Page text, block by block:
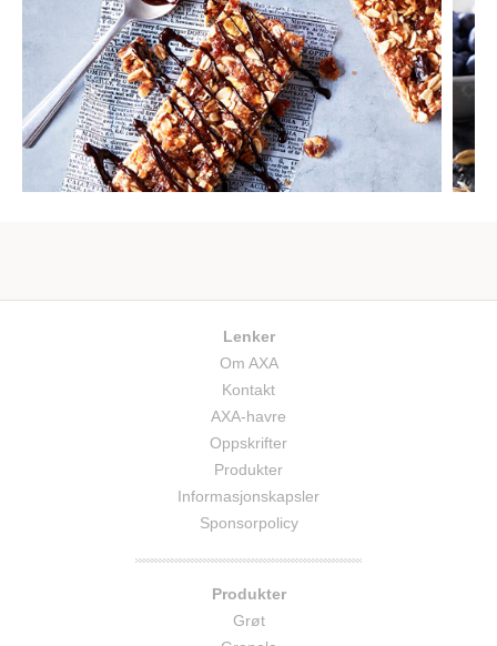
Lenker
Om AXA
Kontakt
AXA-havre
Oppskrifter
Produkter
Informasjonskapsler
Sponsorpolicy
Produkter
Grøt